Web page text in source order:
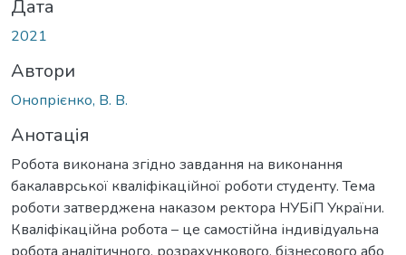
Дата
2021
Автори
Онопрієнко, В. В.
Анотація
Робота виконана згідно завдання на виконання
бакалаврської кваліфікаційної роботи студенту. Тема
роботи затверджена наказом ректора НУБіП України.
Кваліфікаційна робота – це самостійна індивідуальна